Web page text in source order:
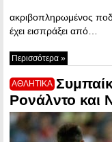
ακριβοπληρωμένος
έχει εισπράξει από…
Περισσότερα »
ΑΘΛΗΤΙΚΑ
Ρονάλντο και